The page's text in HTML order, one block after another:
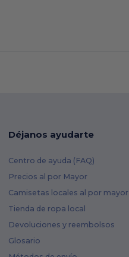
Déjanos ayudarte
Centro de ayuda (FAQ)
Precios al por Mayor
Camisetas locales al por mayor
Tienda de ropa local
Devoluciones y reembolsos
Glosario